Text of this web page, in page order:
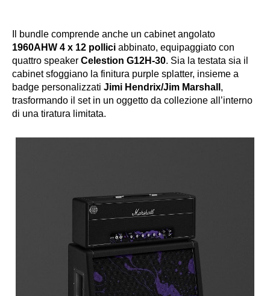
Il bundle comprende anche un cabinet angolato
1960AHW 4 x 12 pollici abbinato, equipaggiato con
quattro speaker Celestion G12H-30. Sia la testata sia il
cabinet sfoggiano la finitura purple splatter, insieme a
badge personalizzati Jimi Hendrix/Jim Marshall ,
trasformando il set in un oggetto da collezione all’interno
di una tiratura limitata.